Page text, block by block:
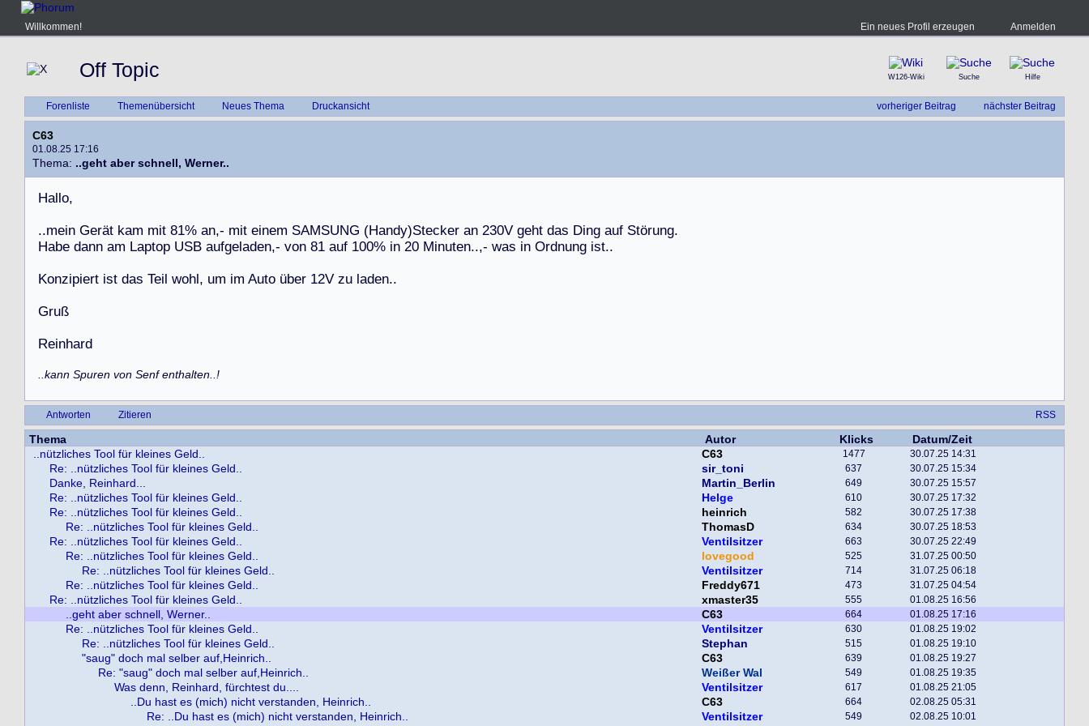
Willkommen! Ein neues Profil erzeugen Anmelden
Off Topic W126-Wiki Suche Hilfe
vorheriger Beitrag nächster Beitrag
Forenliste Themenübersicht Neues Thema Druckansicht
C63
01.08.25 17:16
Thema: ..geht aber schnell, Werner..
Hallo,
..mein Gerät kam mit 81% an,- mit einem SAMSUNG (Handy)Stecker an 230V geht das Ding auf Störung.
Habe dann am Laptop USB aufgeladen,- von 81 auf 100% in 20 Minuten..,- was in Ordnung ist..
Konzipiert ist das Teil wohl, um im Auto über 12V zu laden..
Gruß
Reinhard
..kann Spuren von Senf enthalten..!
Antworten Zitieren RSS
Thema Autor Klicks
Datum/Zeit
..nützliches Tool für kleines Geld..
C63 1477 30.07.25 14:31
Re: ..nützliches Tool für kleines Geld.. sir_toni 637 30.07.25 15:34
Danke, Reinhard... Martin_Berlin 649 30.07.25 15:57
Re: ..nützliches Tool für kleines Geld.. Helge 610 30.07.25 17:32
Re: ..nützliches Tool für kleines Geld.. heinrich 582 30.07.25 17:38
Re: ..nützliches Tool für kleines Geld.. ThomasD 634 30.07.25 18:53
Re: ..nützliches Tool für kleines Geld.. Ventilsitzer 663 30.07.25 22:49
Re: ..nützliches Tool für kleines Geld.. lovegood 525 31.07.25 00:50
Re: ..nützliches Tool für kleines Geld.. Ventilsitzer 714 31.07.25 06:18
Re: ..nützliches Tool für kleines Geld.. Freddy671 473 31.07.25 04:54
Re: ..nützliches Tool für kleines Geld.. xmaster35 555 01.08.25 16:56
..geht aber schnell, Werner.. C63 664 01.08.25 17:16
Re: ..nützliches Tool für kleines Geld.. Ventilsitzer 630 01.08.25 19:02
Re: ..nützliches Tool für kleines Geld.. Stephan 515 01.08.25 19:10
"saug" doch mal selber auf,Heinrich.. C63 639 01.08.25 19:27
Re: "saug" doch mal selber auf,Heinrich.. Weißer Wal 549 01.08.25 19:35
Was denn, Reinhard, fürchtest du.... Ventilsitzer 617 01.08.25 21:05
..Du hast es (mich) nicht verstanden, Heinrich.. C63 664 02.08.25 05:31
Re: ..Du hast es (mich) nicht verstanden, Heinrich.. Ventilsitzer 549 02.08.25 10:01